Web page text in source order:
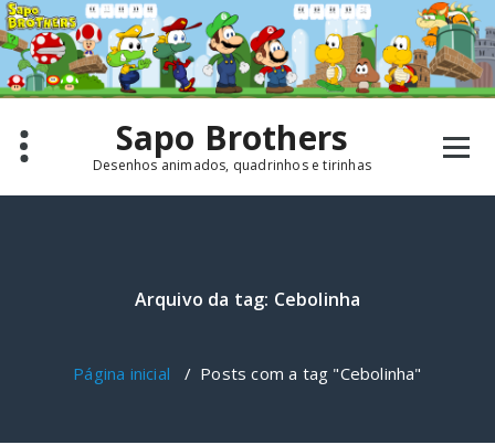
Pular
para
o
conteúdo
Sapo Brothers
Desenhos animados, quadrinhos e tirinhas
Arquivo da tag: Cebolinha
Página inicial / Posts com a tag "Cebolinha"